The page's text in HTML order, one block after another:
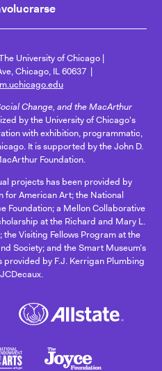
University of Chicago
Chicago, IL 60637
Change, and the MacArthur
by the University of Chicago's
with exhibition, programmatic,
It is supported by the John D.
Foundation.
projects has been provided by
for American Art; the National
Foundation; a Mellon Collaborative
at the Richard and Mary L.
Visiting Fellows Program at the
Society; and the Smart Museum’s
by F.J. Kerrigan Plumbing